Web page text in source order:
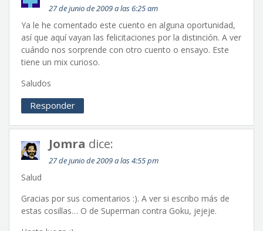
27 de junio de 2009 a las 6:25 am
Ya le he comentado este cuento en alguna oportunidad,
así que aquí vayan las felicitaciones por la distinción. A ver
cuándo nos sorprende con otro cuento o ensayo. Este
tiene un mix curioso.
Saludos
Responder
Jomra dice:
27 de junio de 2009 a las 4:55 pm
Salud
Gracias por sus comentarios :). A ver si escribo más de
estas cosillas… O de Superman contra Goku, jejeje.